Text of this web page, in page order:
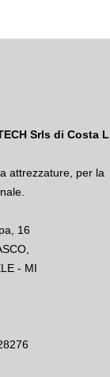
Srls di Costa
attrezzature per la
16
- MI